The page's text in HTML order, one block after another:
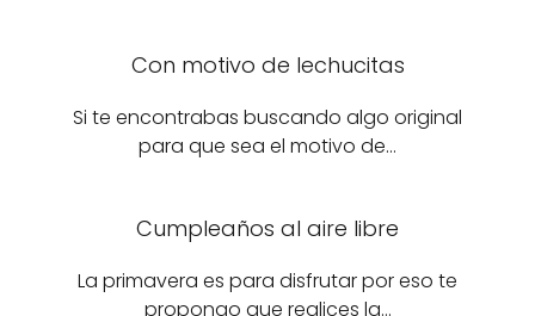
Con motivo de lechucitas
Si te encontrabas buscando algo original
para que sea el motivo de…
Cumpleaños al aire libre
La primavera es para disfrutar por eso te
propongo que realices la…